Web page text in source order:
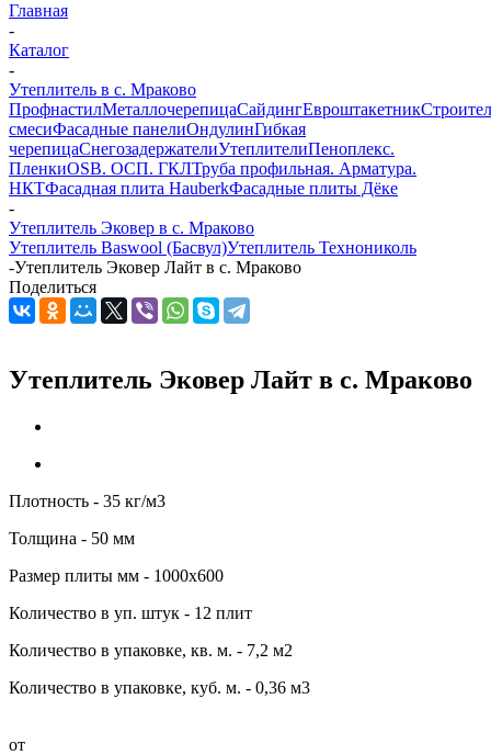
Главная
-
Каталог
-
Утеплитель в c. Мраково
ПрофнастилМеталлочерепицаСайдингЕвроштакетник
смесиФасадные панелиОндулинГибкая
черепицаСнегозадержателиУтеплителиПеноплекс.
ПленкиOSB. ОСП. ГКЛТруба профильная. Арматура.
НКТФасадная плита HauberkФасадные плиты Дёке
-
Утеплитель Эковер в c. Мраково
Утеплитель Baswool (Басвул)Утеплитель Технониколь
-Утеплитель Эковер Лайт в c. Мраково
Поделиться
Утеплитель Эковер Лайт в c. Мраково
Плотность - 35 кг/м3
Толщина - 50 мм
Размер плиты мм - 1000х600
Количество в уп. штук - 12 плит
Количество в упаковке, кв. м. - 7,2 м2
Количество в упаковке, куб. м. - 0,36 м3
от